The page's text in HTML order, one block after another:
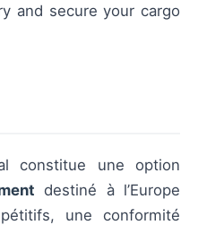
and secure your cargo
constitue une option
destiné à l’Europe
une conformité